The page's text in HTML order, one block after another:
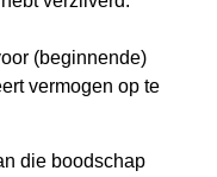
(beginnende)
vermogen op te
die boodschap